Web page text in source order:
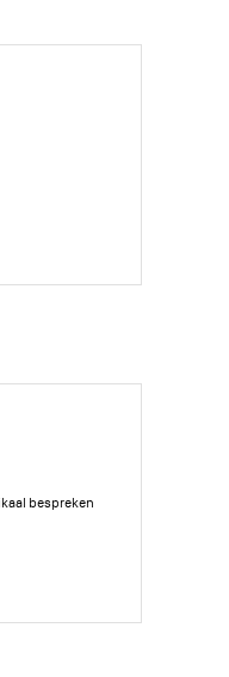
bespreken